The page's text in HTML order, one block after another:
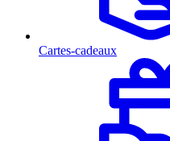
Cartes-cadeaux